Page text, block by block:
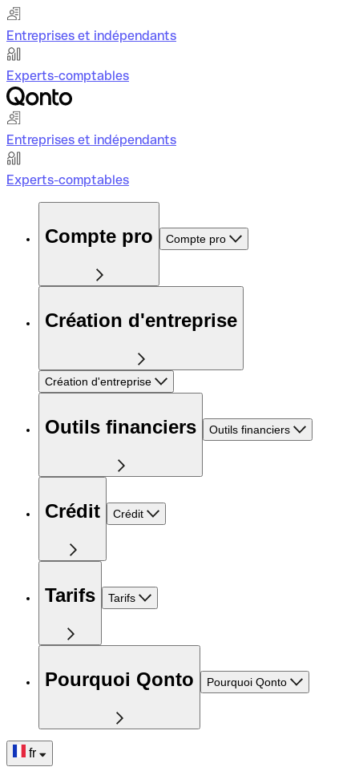
Entreprises et indépendants
Experts-comptables
Entreprises et indépendants
Experts-comptables
Compte pro Compte pro
Création d'entreprise
Création d'entreprise
Outils financiers Outils financiers
Crédit Crédit
Tarifs Tarifs
Pourquoi Qonto Pourquoi Qonto
fr